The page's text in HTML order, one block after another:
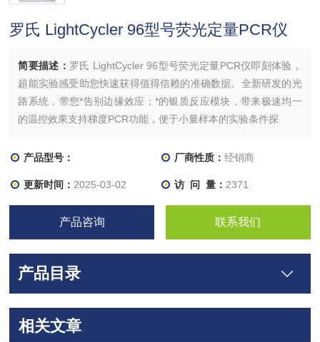
罗氏 LightCycler 96型号荧光定量PCR仪
简要描述： 罗氏 LightCycler 96型号荧光定量PCR仪即刻体验，
超能实验感受助您快速获得值得信赖的准确数据。全新研发的光
路系统，带您*告别边缘效应；*的银质反应模块，带来极速均一
的温控效果支持梯度PCR功能，便于小量样本的实验条件探
产品型号： 厂商性质： 经销商
更新时间： 2025-03-02 访 问 量： 2371
产品咨询 联系我们
产品目录
相关文章